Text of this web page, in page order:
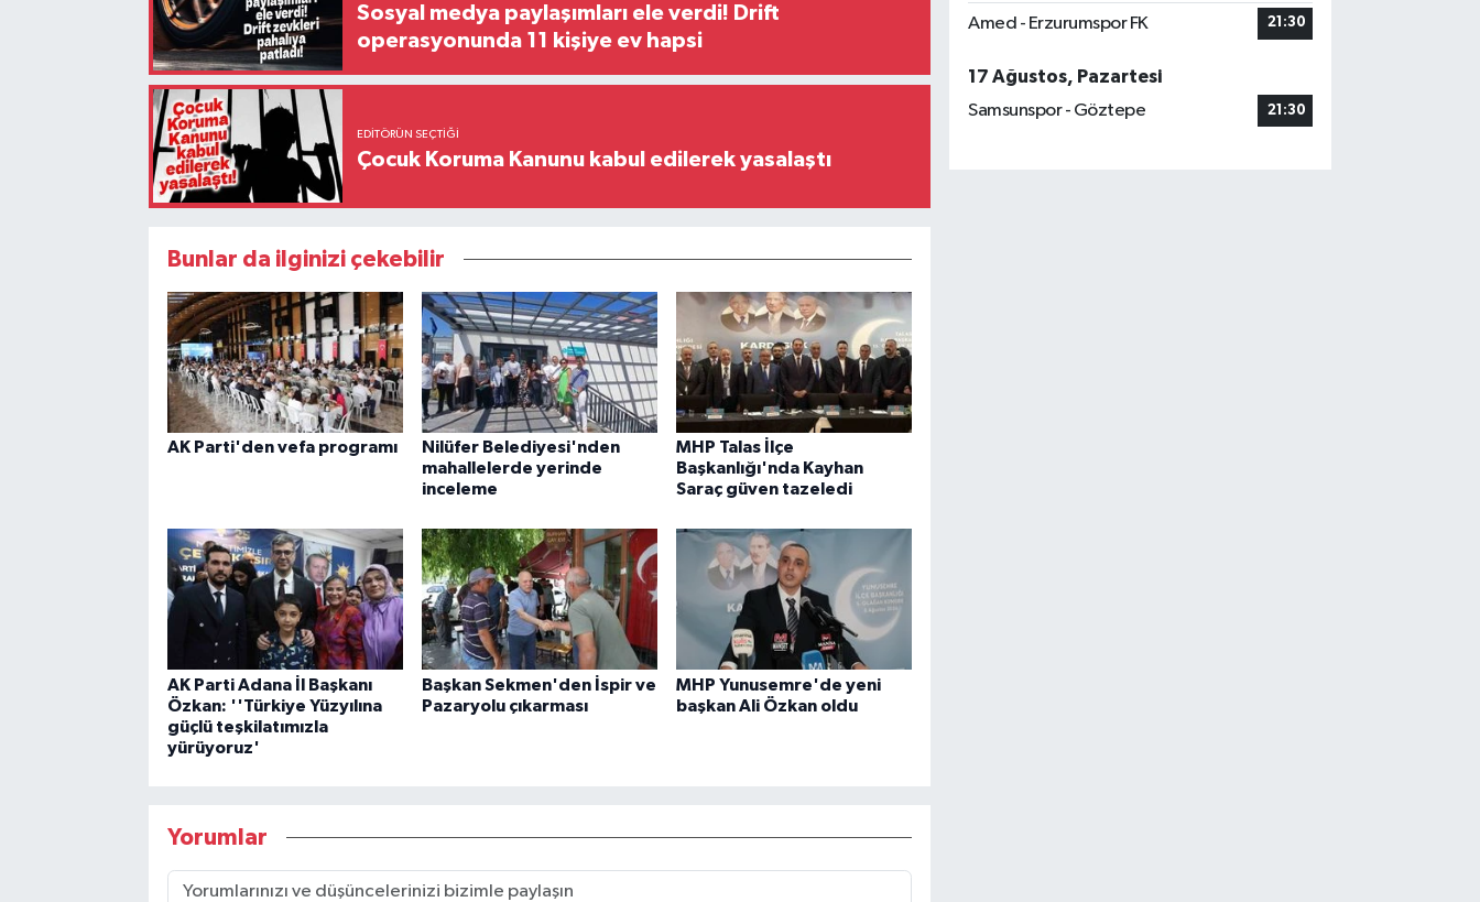
Sosyal medya paylaşımları ele verdi! Drift
operasyonunda 11 kişiye ev hapsi
EDITÖRÜN SEÇTIĞI
Çocuk Koruma Kanunu kabul edilerek yasalaştı
Bunlar da ilginizi çekebilir
AK Parti'den vefa programı
Nilüfer Belediyesi'nden
mahallelerde yerinde
inceleme
MHP Talas İlçe
Başkanlığı'nda Kayhan
Saraç güven tazeledi
AK Parti Adana İl Başkanı
Özkan: ''Türkiye Yüzyılına
güçlü teşkilatımızla
yürüyoruz'
Başkan Sekmen'den İspir ve
Pazaryolu çıkarması
MHP Yunusemre'de yeni
başkan Ali Özkan oldu
Yorumlar
Amed - Erzurumspor FK 21:30
17 Ağustos, Pazartesi
Samsunspor - Göztepe
21:30